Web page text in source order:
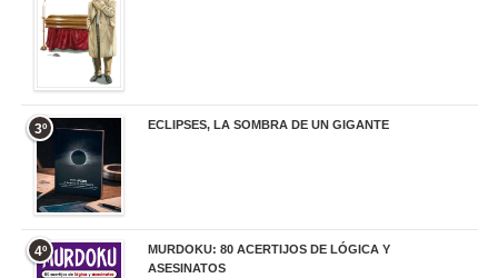
3º ECLIPSES, LA SOMBRA DE UN GIGANTE
4º
MURDOKU: 80 ACERTIJOS DE LÓGICA Y
ASESINATOS